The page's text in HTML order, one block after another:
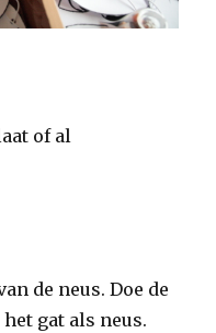
of al
de neus. Doe de
gat als neus.